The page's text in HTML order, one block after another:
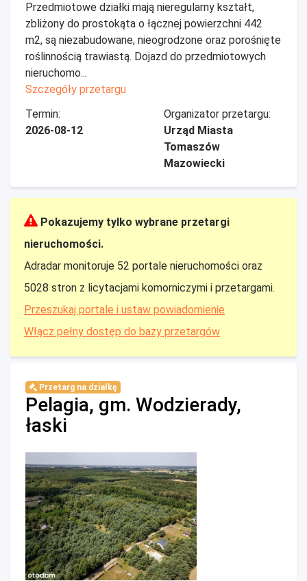
Przedmiotowe działki mają nieregularny kształt,
zbliżony do prostokąta o łącznej powierzchni 442
m2, są niezabudowane, nieogrodzone oraz porośnięte
roślinnością trawiastą. Dojazd do przedmiotowych
nieruchomo...
Szczegóły przetargu
Termin:
2026-08-12
Organizator przetargu:
Urząd Miasta
Tomaszów
Mazowiecki
Pokazujemy tylko wybrane przetargi
nieruchomości.
Adradar monitoruje 52 portale nieruchomości oraz
5028 stron z licytacjami komorniczymi i przetargami.
Przeszukaj portale i ustaw powiadomienie
Włącz pełny dostęp do bazy przetargów
Przetarg na działkę
Pelagia, gm. Wodzierady,
łaski